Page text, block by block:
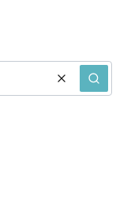
WyczyśćSzukaj